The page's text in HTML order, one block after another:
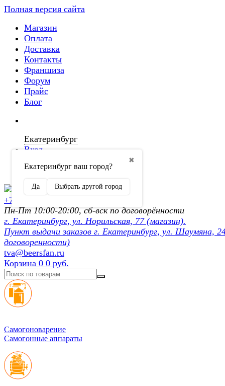
Полная версия сайта
Магазин
Оплата
Доставка
Контакты
Франшиза
Форум
Прайс
Блог
Екатеринбург
✖
Екатеринбург ваш город?
Да Выбрать другой город
Вход
Регистрация
+7 (902) 872-54-70
Пн-Пт 10:00-20:00, сб-вск по договорённости
г. Екатеринбург, ул. Норильская, 77 (магазин).
Пункт выдачи заказов г. Екатеринбург, ул. Шаумяна,
договоренности)
tva@beersfan.ru
Корзина 0 0 руб.
Cамогоноварение
Самогонные аппараты